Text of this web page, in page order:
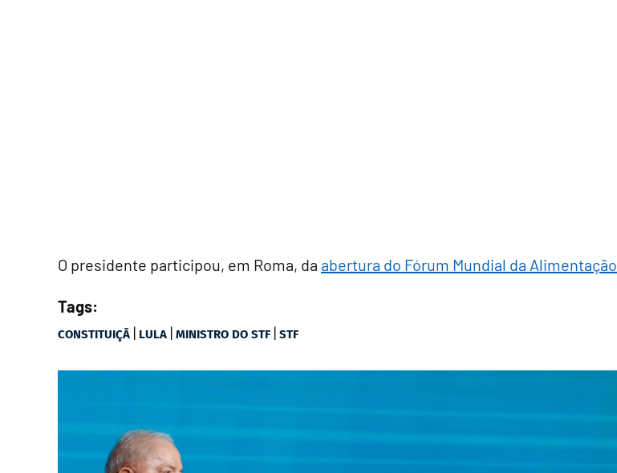
O presidente participou, em Roma, da abertura do Fórum Mundial da Alimentação
Tags:
CONSTITUIÇÃ | LULA | MINISTRO DO STF| STF